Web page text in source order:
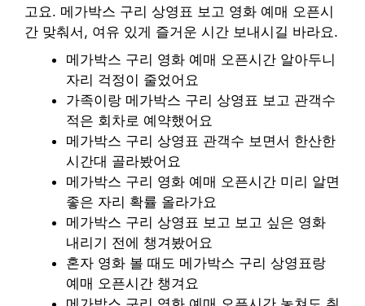
고요. 메가박스 구리 상영표 보고 영화 예매 오픈시
간 맞춰서, 여유 있게 즐거운 시간 보내시길 바라요.
메가박스 구리 영화 예매 오픈시간 알아두니
자리 걱정이 줄었어요
가족이랑 메가박스 구리 상영표 보고 관객수
적은 회차로 예약했어요
메가박스 구리 상영표 관객수 보면서 한산한
시간대 골라봤어요
메가박스 구리 영화 예매 오픈시간 미리 알면
좋은 자리 확률 올라가요
메가박스 구리 상영표 보고 보고 싶은 영화
내리기 전에 챙겨봤어요
혼자 영화 볼 때도 메가박스 구리 상영표랑
예매 오픈시간 챙겨요